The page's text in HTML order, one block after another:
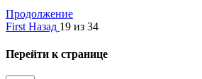
Продолжение
First Назад 19 из 34
Перейти к странице